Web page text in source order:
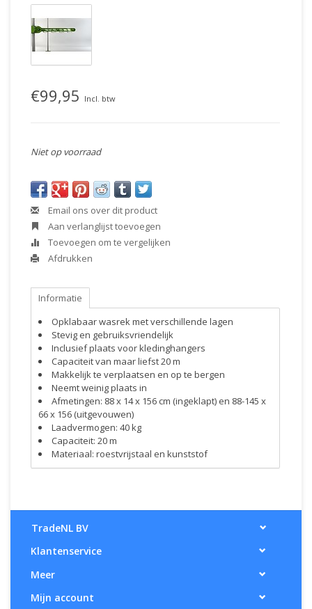
€99,95 Incl. btw
Niet op voorraad
Email ons over dit product
Aan verlanglijst toevoegen
Toevoegen om te vergelijken
Afdrukken
Informatie
Opklabaar wasrek met verschillende lagen
Stevig en gebruiksvriendelijk
Inclusief plaats voor kledinghangers
Capaciteit van maar liefst 20 m
Makkelijk te verplaatsen en op te bergen
Neemt weinig plaats in
Afmetingen: 88 x 14 x 156 cm (ingeklapt) en 88-145 x
66 x 156 (uitgevouwen)
Laadvermogen: 40 kg
Capaciteit: 20 m
Materiaal: roestvrijstaal en kunststof
TradeNL BV
Klantenservice
Meer
Mijn account